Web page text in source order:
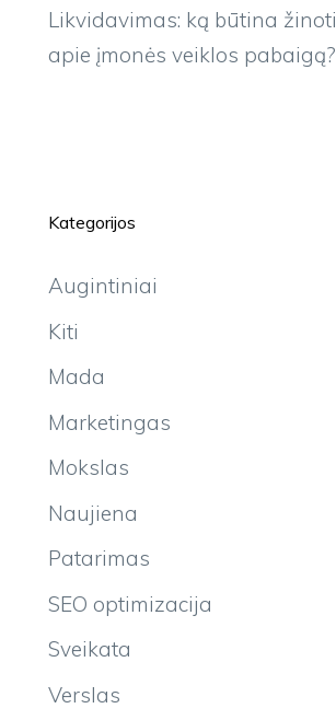
Likvidavimas: ką būtina žinoti
apie įmonės veiklos pabaigą?
Kategorijos
Augintiniai
Kiti
Mada
Marketingas
Mokslas
Naujiena
Patarimas
SEO optimizacija
Sveikata
Verslas